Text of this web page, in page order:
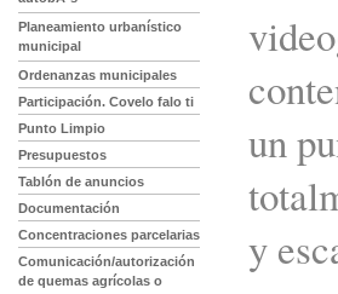
Planeamiento urbanístico
municipal
Ordenanzas municipales
Participación. Covelo falo ti
Punto Limpio
Presupuestos
Tablón de anuncios
Documentación
Concentraciones parcelarias
Comunicación/autorización
de quemas agrícolas o
un
y